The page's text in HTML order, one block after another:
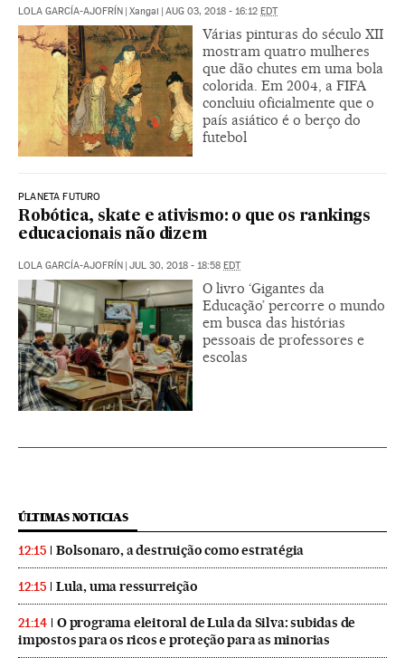
LOLA GARCÍA-AJOFRÍN Xangai AUG 03, 2018 - 16:12 EDT
Várias pinturas do século XII
mostram quatro mulheres
que dão chutes em uma bola
colorida. Em 2004, a FIFA
concluiu oficialmente que o
país asiático é o berço do
futebol
PLANETA FUTURO
Robótica, skate e ativismo: o que os rankings
educacionais não dizem
LOLA GARCÍA-AJOFRÍN JUL 30, 2018 - 18:58 EDT
O livro ‘Gigantes da
Educação’ percorre o mundo
em busca das histórias
pessoais de professores e
escolas
ÚLTIMAS NOTICIAS
12:15 Bolsonaro, a destruição como estratégia
12:15 Lula, uma ressurreição
21:14
O programa eleitoral de Lula da Silva: subidas de
impostos para os ricos e proteção para as minorias